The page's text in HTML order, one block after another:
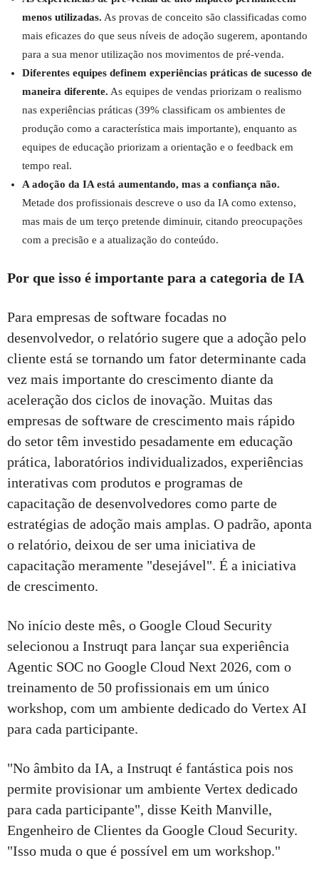
menos utilizadas. As provas de conceito são classificadas como
mais eficazes do que seus níveis de adoção sugerem, apontando
para a sua menor utilização nos movimentos de pré-venda.
Diferentes equipes definem experiências práticas de sucesso de
maneira diferente. As equipes de vendas priorizam o realismo
nas experiências práticas (39% classificam os ambientes de
produção como a característica mais importante), enquanto as
equipes de educação priorizam a orientação e o feedback em
tempo real.
A adoção da IA está aumentando, mas a confiança não.
Metade dos profissionais descreve o uso da IA como extenso,
mas mais de um terço pretende diminuir, citando preocupações
com a precisão e a atualização do conteúdo.
Por que isso é importante para a categoria de IA
Para empresas de software focadas no
desenvolvedor, o relatório sugere que a adoção pelo
cliente está se tornando um fator determinante cada
vez mais importante do crescimento diante da
aceleração dos ciclos de inovação. Muitas das
empresas de software de crescimento mais rápido
do setor têm investido pesadamente em educação
prática, laboratórios individualizados, experiências
interativas com produtos e programas de
capacitação de desenvolvedores como parte de
estratégias de adoção mais amplas. O padrão, aponta
o relatório, deixou de ser uma iniciativa de
capacitação meramente "desejável". É a iniciativa
de crescimento.
No início deste mês, o Google Cloud Security
selecionou a Instruqt para lançar sua experiência
Agentic SOC no Google Cloud Next 2026, com o
treinamento de 50 profissionais em um único
workshop, com um ambiente dedicado do Vertex AI
para cada participante.
"No âmbito da IA, a Instruqt é fantástica pois nos
permite provisionar um ambiente Vertex dedicado
para cada participante", disse Keith Manville,
Engenheiro de Clientes da Google Cloud Security.
"Isso muda o que é possível em um workshop."